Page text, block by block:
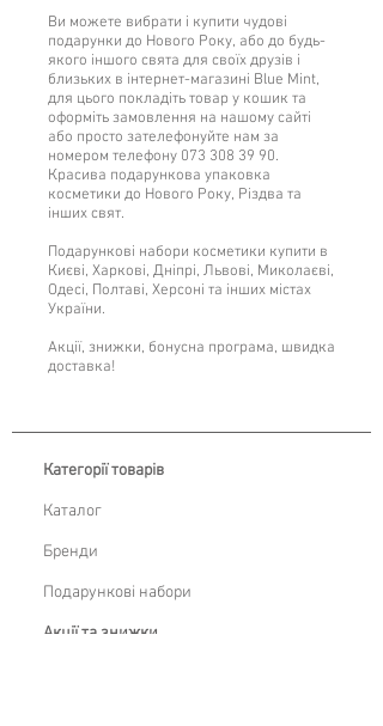
Ви можете вибрати і купити чудові
подарунки до Нового Року, або до будь-
якого іншого свята для своїх друзів і
близьких в інтернет-магазині Blue Mint,
для цього покладіть товар у кошик та
оформіть замовлення на нашому сайті
або просто зателефонуйте нам за
номером телефону 073 308 39 90.
Красива подарункова упаковка
косметики до Нового Року, Різдва та
інших свят.
Подарункові набори косметики купити в
Києві, Харкові, Дніпрі, Львові, Миколаєві,
Одесі, Полтаві, Херсоні та інших містах
України.
Акції, знижки, бонусна програма, швидка
доставка!
Категорії товарів
Каталог
Бренди
Подарункові набори
Акції та знижки